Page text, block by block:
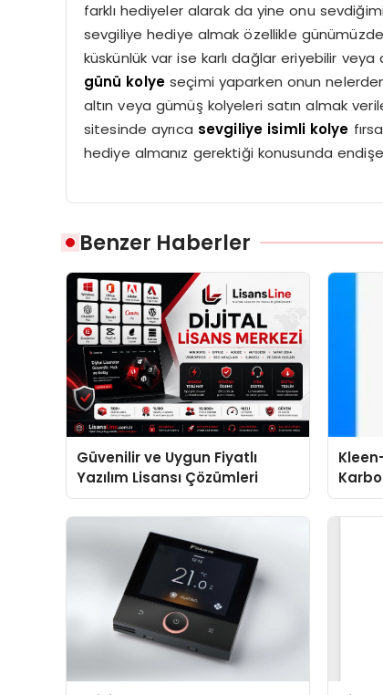
farklı hediyeler alarak da yine onu
sevgiliye hediye almak özellikle
küskünlük var ise karlı dağlar eriyebilir
günü kolye seçimi yaparken onun
altın veya gümüş kolyeleri satın almak
sitesinde ayrıca sevgiliye isimli kolye
hediye almanız gerektiği konusunda
Benzer Haberler
Güvenilir ve Uygun Fiyatlı
Yazılım Lisansı Çözümleri
TSSA